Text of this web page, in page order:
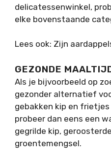
delicatessenwinkel,
elke bovenstaande
Lees ook: Zijn
GEZONDE
Als je bijvoorbeeld op
gezonder alternatief
gebakken kip en
probeer dan eens een
gegrilde kip,
groentemengsel.